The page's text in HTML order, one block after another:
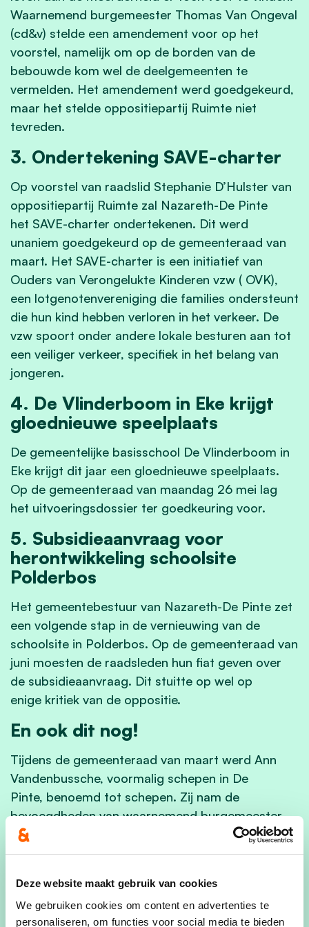
Deze website maakt gebruik van cookies
We gebruiken cookies om content en advertenties te
personaliseren, om functies voor social media te bieden
Waarnemend burgemeester Thomas Van Ongeval
(cd&v) stelde een amendement voor op het
voorstel, namelijk om op de borden van de
bebouwde kom wel de deelgemeenten te
vermelden. Het amendement werd goedgekeurd,
maar het stelde oppositiepartij Ruimte niet
tevreden.
3. Ondertekening SAVE-charter
Op voorstel van raadslid Stephanie D’Hulster van
oppositiepartij Ruimte zal Nazareth-De Pinte
het SAVE-charter ondertekenen. Dit werd
unaniem goedgekeurd op de gemeenteraad van
maart. Het SAVE-charter is een initiatief van
Ouders van Verongelukte Kinderen vzw ( OVK),
een lotgenotenvereniging die families ondersteunt
die hun kind hebben verloren in het verkeer. De
vzw spoort onder andere lokale besturen aan tot
een veiliger verkeer, specifiek in het belang van
jongeren.
4. De Vlinderboom in Eke krijgt
gloednieuwe speelplaats
De gemeentelijke basisschool De Vlinderboom in
Eke krijgt dit jaar een gloednieuwe speelplaats.
Op de gemeenteraad van maandag 26 mei lag
het uitvoeringsdossier ter goedkeuring voor.
5. Subsidieaanvraag voor
herontwikkeling schoolsite
Polderbos
Het gemeentebestuur van Nazareth-De Pinte zet
een volgende stap in de vernieuwing van de
schoolsite in Polderbos. Op de gemeenteraad van
juni moesten de raadsleden hun fiat geven over
de subsidieaanvraag. Dit stuitte op wel op
enige kritiek van de oppositie.
En ook dit nog!
Tijdens de gemeenteraad van maart werd Ann
Vandenbussche, voormalig schepen in De
Pinte, benoemd tot schepen. Zij nam de
bevoegdheden van waarnemend burgemeester
Thomas Van Ongeval over. Dit kon pas gebeuren
nadat titelvoerend burgemeester Vincent Van
Thomas Van Ongeval de eed hadden afgelegd.
Op de gemeenteraad van maart werd een pittige